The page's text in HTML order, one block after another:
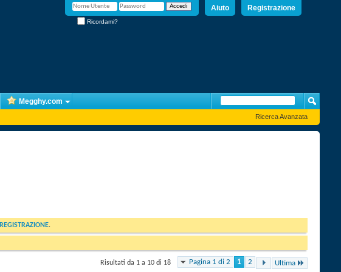
Registrazione
Aiuto
Ricordami?
Megghy.com
Ricerca Avanzata
REGISTRAZIONE.
Pagina 1 di 2 1 2 Ultima
Risultati da 1 a 10 di 18